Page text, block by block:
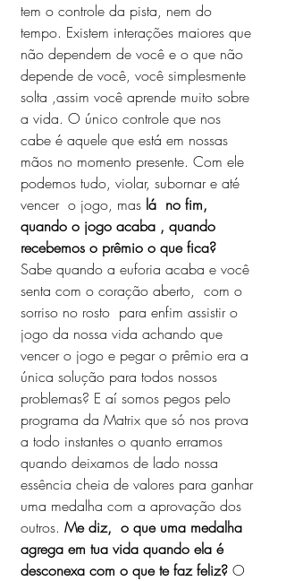
tem o controle da pista, nem do
tempo. Existem interações maiores que
não dependem de você e o que não
depende de você, você simplesmente
solta ,assim você aprende muito sobre
a vida. O único controle que nos
cabe é aquele que está em nossas
mãos no momento presente. Com ele
podemos tudo, violar, subornar e até
vencer  o jogo, mas lá  no fim,
quando o jogo acaba , quando
recebemos o prêmio o que fica?
Sabe quando a euforia acaba e você
senta com o coração aberto,  com o
sorriso no rosto  para enfim assistir o
jogo da nossa vida achando que
vencer o jogo e pegar o prêmio era a
única solução para todos nossos
problemas? E aí somos pegos pelo
programa da Matrix que só nos prova
a todo instantes o quanto erramos
quando deixamos de lado nossa
essência cheia de valores para ganhar
uma medalha com a aprovação dos
outros. Me diz,  o que uma medalha
agrega em tua vida quando ela é
desconexa com o que te faz feliz? O